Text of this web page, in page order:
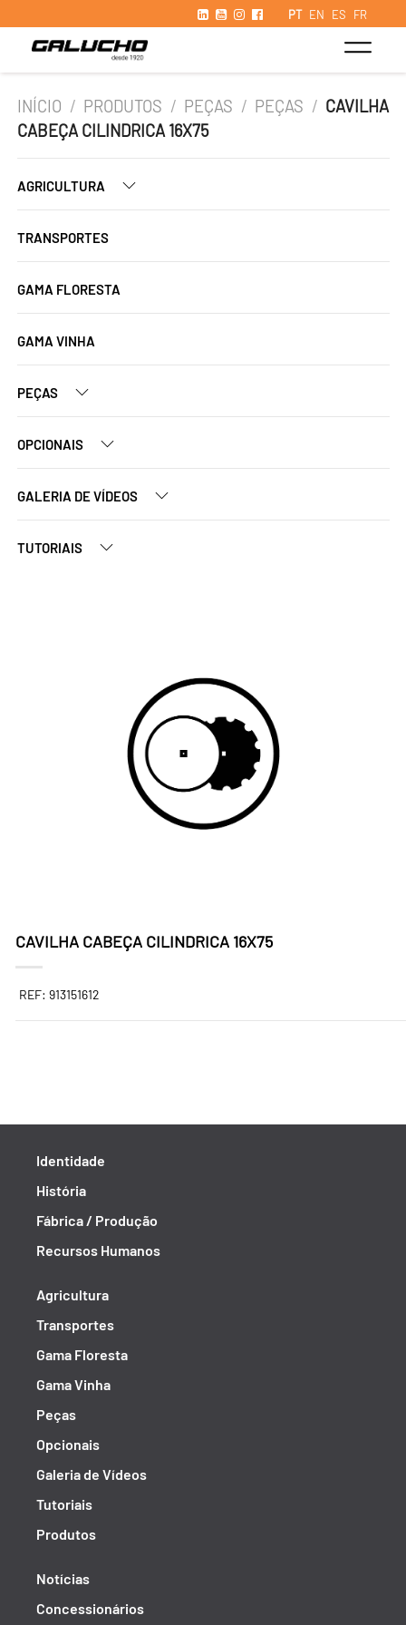
PT EN ES FR
INÍCIO / PRODUTOS / PEÇAS / PEÇAS / CAVILHA
CABEÇA CILINDRICA 16X75
AGRICULTURA
TRANSPORTES
GAMA FLORESTA
GAMA VINHA
PEÇAS
OPCIONAIS
GALERIA DE VÍDEOS
TUTORIAIS
CAVILHA CABEÇA CILINDRICA 16X75
REF: 913151612
Identidade
História
Fábrica / Produção
Recursos Humanos
Agricultura
Transportes
Gama Floresta
Gama Vinha
Peças
Opcionais
Galeria de Vídeos
Tutoriais
Produtos
Notícias
Concessionários